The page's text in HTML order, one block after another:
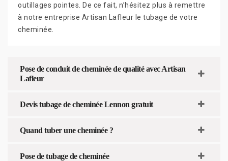
outillages pointes. De ce fait, n’hésitez plus à remettre
à notre entreprise Artisan Lafleur le tubage de votre
cheminée.
Pose de conduit de cheminée de qualité avec Artisan
Lafleur
Devis tubage de cheminée Lennon gratuit
Quand tuber une cheminée ?
Pose de tubage de cheminée